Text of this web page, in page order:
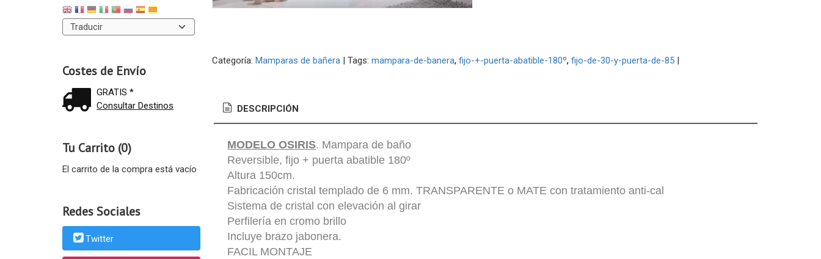
Costes de Envío
GRATIS *
Consultar Destinos
Tu Carrito (0)
El carrito de la compra está vacío
Redes Sociales
Twitter
Categoría: Mamparas de bañera| Tags: mampara-de-banera fijo-+-puerta-abatible-180º fijo-de-30-y-puerta-de-85 |
DESCRIPCIÓN
MODELO OSIRIS. Mampara de baño
Reversible, fijo + puerta abatible 180º
Altura 150cm.
Fabricación cristal templado de 6 mm. TRANSPARENTE o MATE con tratamiento anti-cal
Sistema de cristal con elevación al girar
Perfilería en cromo brillo
Incluye brazo jabonera.
FACIL MONTAJE